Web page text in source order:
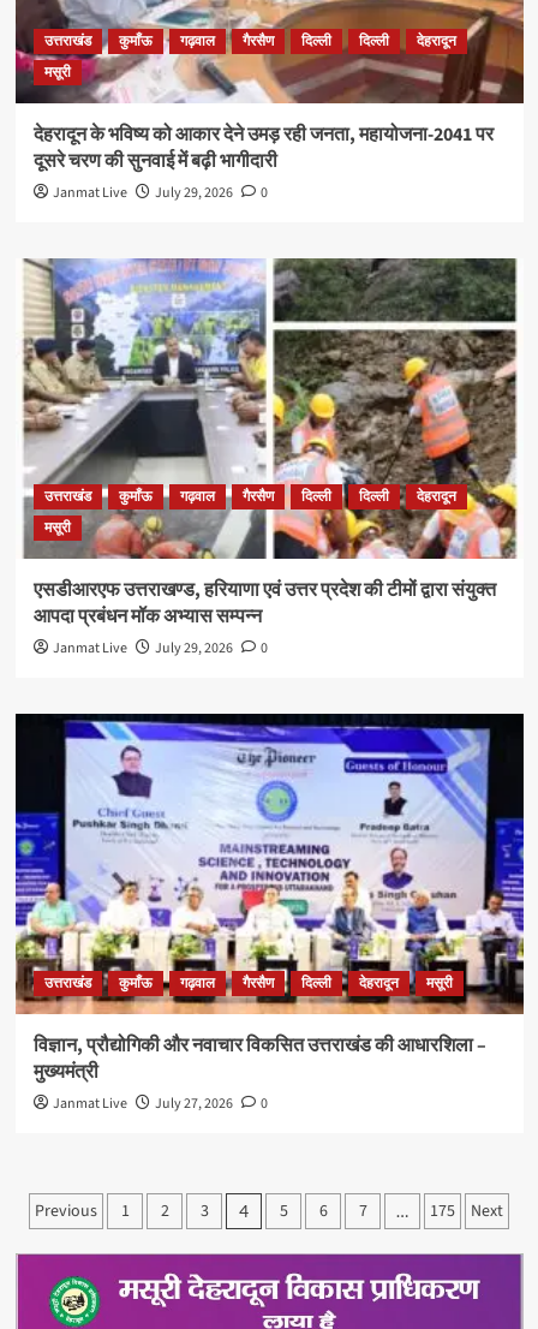
उत्तराखंड कुमाँऊ गढ़वाल गैरसैण दिल्ली दिल्ली
देहरादून
मसूरी
देहरादून के भविष्य को आकार देने उमड़ रही जनता, महायोजना-2041 पर
दूसरे चरण की सुनवाई में बढ़ी भागीदारी
Janmat Live July 29, 2026 0
उत्तराखंड कुमाँऊ गढ़वाल गैरसैण दिल्ली दिल्ली
देहरादून
मसूरी
एसडीआरएफ उत्तराखण्ड, हरियाणा एवं उत्तर प्रदेश की टीमों द्वारा संयुक्त
आपदा प्रबंधन मॉक अभ्यास सम्पन्न
Janmat Live July 29, 2026 0
उत्तराखंड कुमाँऊ गढ़वाल गैरसैण दिल्ली देहरादून मसूरी
विज्ञान, प्रौद्योगिकी और नवाचार विकसित उत्तराखंड की आधारशिला –
मुख्यमंत्री
Janmat Live July 27, 2026 0
Posts
pagination
Previous 1 2 3 4 5 6 7 … 175 Next